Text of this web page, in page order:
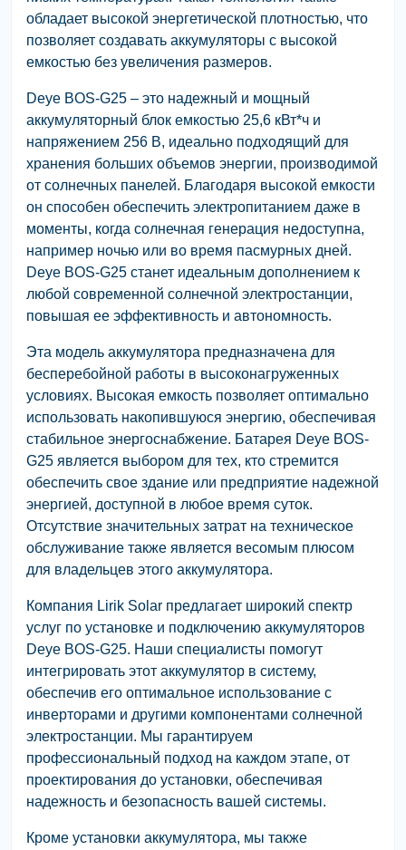
обладает высокой энергетической плотностью, что
позволяет создавать аккумуляторы с высокой
емкостью без увеличения размеров.
Deye BOS-G25 – это надежный и мощный
аккумуляторный блок емкостью 25,6 кВт*ч и
напряжением 256 В, идеально подходящий для
хранения больших объемов энергии, производимой
от солнечных панелей. Благодаря высокой емкости
он способен обеспечить электропитанием даже в
моменты, когда солнечная генерация недоступна,
например ночью или во время пасмурных дней.
Deye BOS-G25 станет идеальным дополнением к
любой современной солнечной электростанции,
повышая ее эффективность и автономность.
Эта модель аккумулятора предназначена для
бесперебойной работы в высоконагруженных
условиях. Высокая емкость позволяет оптимально
использовать накопившуюся энергию, обеспечивая
стабильное энергоснабжение. Батарея Deye BOS-
G25 является выбором для тех, кто стремится
обеспечить свое здание или предприятие надежной
энергией, доступной в любое время суток.
Отсутствие значительных затрат на техническое
обслуживание также является весомым плюсом
для владельцев этого аккумулятора.
Компания Lirik Solar предлагает широкий спектр
услуг по установке и подключению аккумуляторов
Deye BOS-G25. Наши специалисты помогут
интегрировать этот аккумулятор в систему,
обеспечив его оптимальное использование с
инверторами и другими компонентами солнечной
электростанции. Мы гарантируем
профессиональный подход на каждом этапе, от
проектирования до установки, обеспечивая
надежность и безопасность вашей системы.
Кроме установки аккумулятора, мы также